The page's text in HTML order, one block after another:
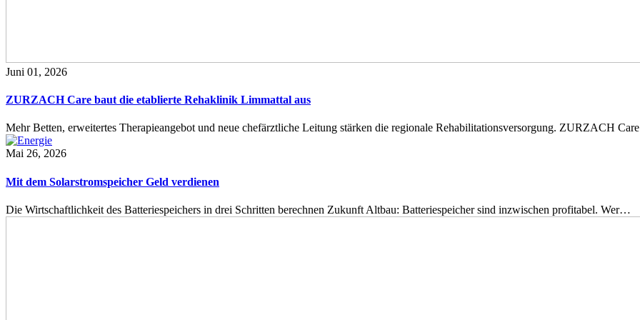
Juni 01, 2026
ZURZACH Care baut die etablierte Rehaklinik Limmattal aus
Mehr Betten, erweitertes Therapieangebot und neue chefärztliche Leitung stärken die regionale Rehabilitationsversorgung. ZURZACH
Mai 26, 2026
Mit dem Solarstromspeicher Geld verdienen
Die Wirtschaftlichkeit des Batteriespeichers in drei Schritten berechnen Zukunft Altbau: Batteriespeicher sind inzwischen profitabel. Wer…